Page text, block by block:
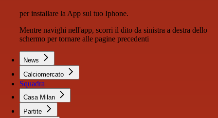
per installare la App sul tuo Iphone.
Mentre navighi nell'app, scorri il dito da sinistra a destra dello
schermo per tornare alle pagine precedenti
News
Calciomercato
Squadra
Casa Milan
Partite